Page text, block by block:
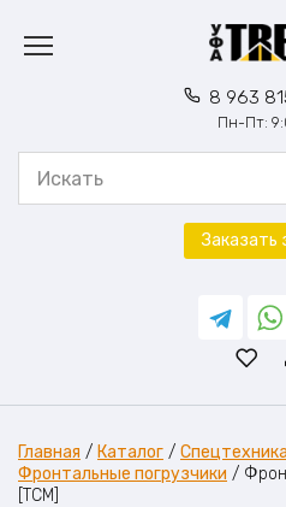
содержанию
8 963
Пн-Пт:
Заказать
Главная / Каталог / Спецтехника
Фронтальные погрузчики /
[TCM]